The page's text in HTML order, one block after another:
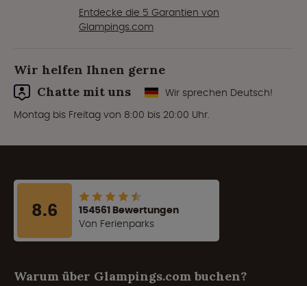
Entdecke die 5 Garantien von
Glampings.com
Wir helfen Ihnen gerne
Chatte mit uns
Wir sprechen Deutsch!
Montag bis Freitag von 8:00 bis 20:00 Uhr.
8.6
154561 Bewertungen
Von Ferienparks
Warum über Glampings.com buchen?